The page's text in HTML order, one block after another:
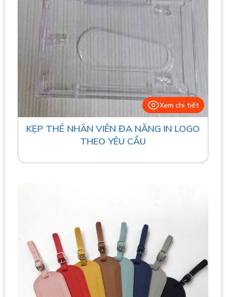
Xem chi tiết
KẸP THẺ NHÂN VIÊN ĐA NĂNG IN LOGO
THEO YÊU CẦU